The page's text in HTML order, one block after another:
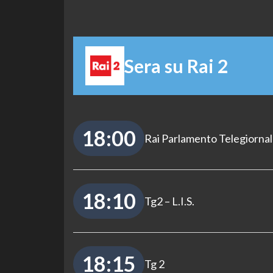
Sera su Rai 2
18:00 Rai Parlamento
18:10 Tg2 – L.I.S.
18:15 Tg 2